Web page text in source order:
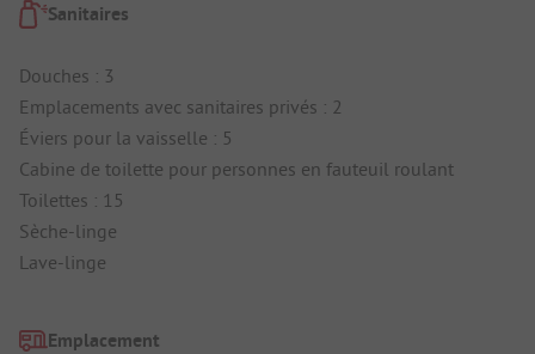
Sanitaires
Douches : 3
Emplacements avec sanitaires privés : 2
Éviers pour la vaisselle : 5
Cabine de toilette pour personnes en fauteuil roulant
Toilettes : 15
Sèche-linge
Lave-linge
Emplacement